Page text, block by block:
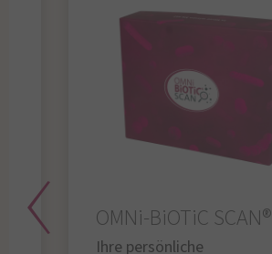
OMNi-BiOTiC SCAN®
Ihre persönliche